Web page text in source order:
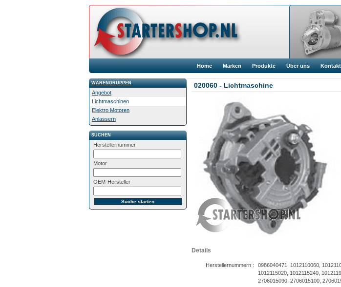
Home Marken Produkte Über uns Kontakt
WARENGRUPPEN
Angebot
Lichtmaschinen
Elektro Motoren
Anlassern
SUCHEN
Herstellernummer
Motor
OEM-Hersteller
020060 - Lichtmaschine
Details
Herstellernummern :
0986040471, 1012110060,
1012115020, 1012115240,
2706015090, 2706015100,